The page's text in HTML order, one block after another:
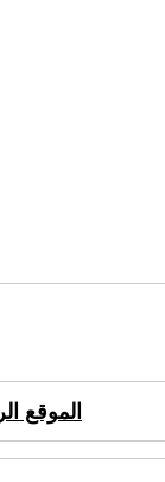
الموقع